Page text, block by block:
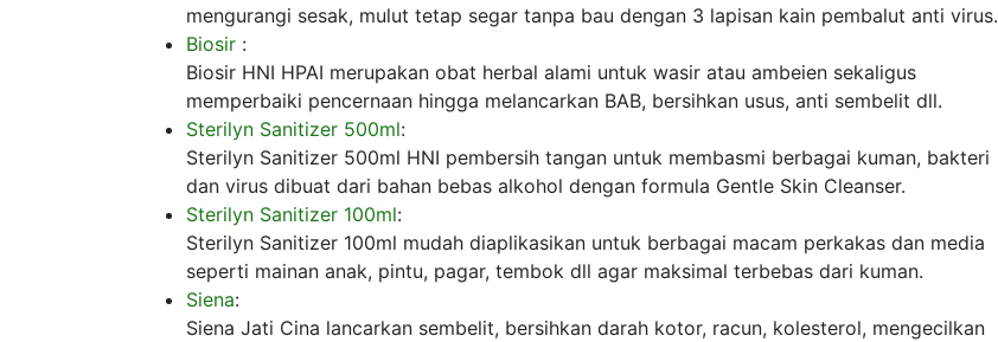
mengurangi sesak, mulut tetap segar tanpa bau dengan 3 lapisan kain pembalut anti virus.
Biosir :
Biosir HNI HPAI merupakan obat herbal alami untuk wasir atau ambeien sekaligus
memperbaiki pencernaan hingga melancarkan BAB, bersihkan usus, anti sembelit dll.
Sterilyn Sanitizer 500ml:
Sterilyn Sanitizer 500ml HNI pembersih tangan untuk membasmi berbagai kuman, bakteri
dan virus dibuat dari bahan bebas alkohol dengan formula Gentle Skin Cleanser.
Sterilyn Sanitizer 100ml:
Sterilyn Sanitizer 100ml mudah diaplikasikan untuk berbagai macam perkakas dan media
seperti mainan anak, pintu, pagar, tembok dll agar maksimal terbebas dari kuman.
Siena:
Siena Jati Cina lancarkan sembelit, bersihkan darah kotor, racun, kolesterol, mengecilkan